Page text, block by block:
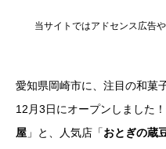
当サイトではアドセンス広告
愛知県岡崎市に、注目の和菓
12月3日にオープンしました
屋 」と、人気店「おとぎの蔵